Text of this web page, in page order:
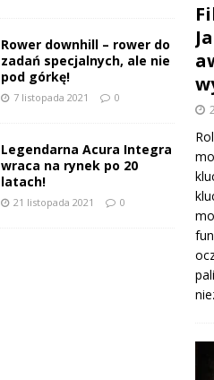
Rower downhill – rower do
zadań specjalnych, ale nie
pod górkę!
7 listopada 2021 0
Legendarna Acura Integra
wraca na rynek po 20
latach!
21 listopada 2021 0